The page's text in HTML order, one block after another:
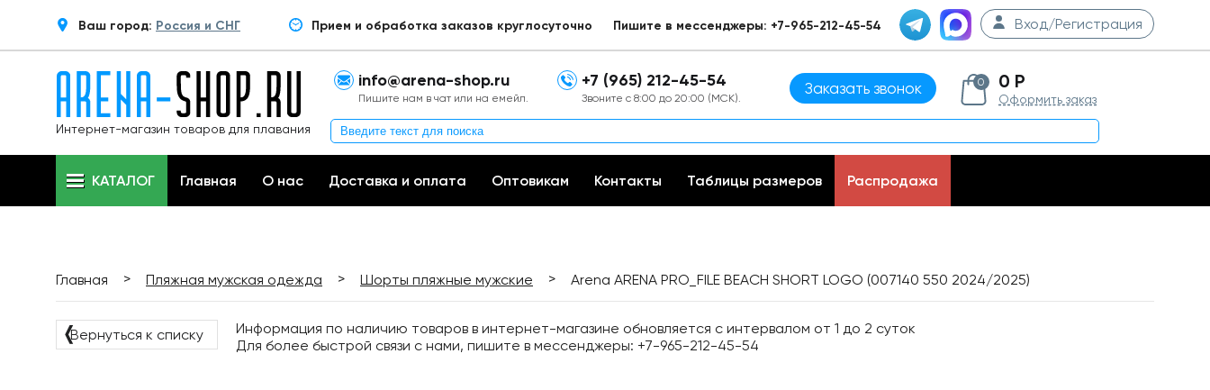
Ваш город: Россия и СНГ Прием и обработка заказов круглосуточно Пишите в мессенджеры: +7-965-212-45-54 Вход/Регистрация
Интернет-магазин товаров для плавания
info@arena-shop.ru
Пишите нам в чат или на емейл.
+7 (965) 212-45-54
Звоните с 8:00 до 20:00 (МСК).
Заказать звонок 0 0 Р
Оформить заказ
КАТАЛОГ Главная О нас Доставка и оплата Оптовикам Контакты Таблицы размеров Распродажа
Главная > Пляжная мужская одежда > Шорты пляжные мужские > Arena ARENA PRO_FILE BEACH SHORT LOGO (007140 550 2024/2025)
❬Вернуться к списку
Информация по наличию товаров в интернет-магазине обновляется с интервалом от 1 до 2 суток
Для более быстрой связи с нами, пишите в мессенджеры: +7-965-212-45-54